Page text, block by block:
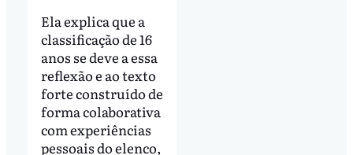
Ela explica que a
classificação de 16
anos se deve a essa
reflexão e ao texto
forte construído de
forma colaborativa
com experiências
pessoais do elenco,